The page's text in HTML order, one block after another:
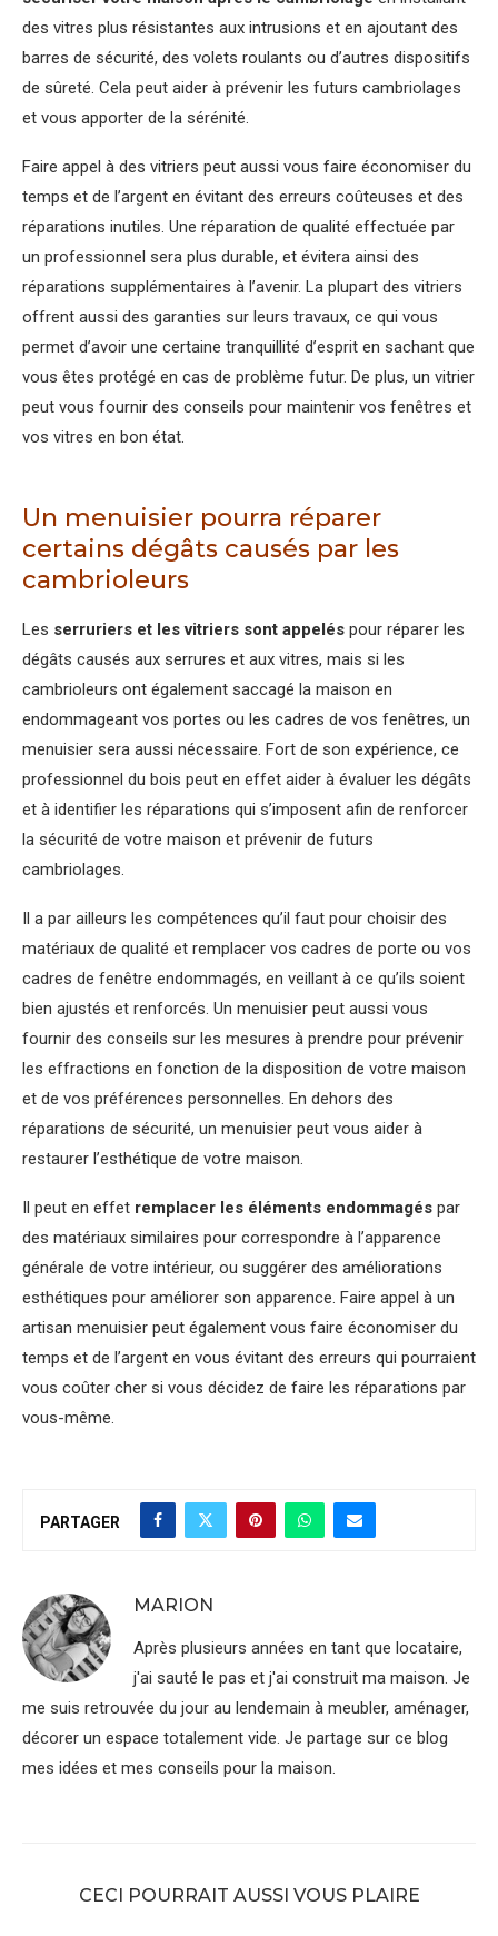
des vitres plus résistantes aux intrusions et en ajoutant des
barres de sécurité, des volets roulants ou d’autres dispositifs
de sûreté. Cela peut aider à prévenir les futurs cambriolages
et vous apporter de la sérénité.
Faire appel à des vitriers peut aussi vous faire économiser du
temps et de l’argent en évitant des erreurs coûteuses et des
réparations inutiles. Une réparation de qualité effectuée par
un professionnel sera plus durable, et évitera ainsi des
réparations supplémentaires à l’avenir. La plupart des vitriers
offrent aussi des garanties sur leurs travaux, ce qui vous
permet d’avoir une certaine tranquillité d’esprit en sachant que
vous êtes protégé en cas de problème futur. De plus, un vitrier
peut vous fournir des conseils pour maintenir vos fenêtres et
vos vitres en bon état.
Un menuisier pourra réparer
certains dégâts causés par les
cambrioleurs
Les serruriers et les vitriers sont appelés pour réparer les
dégâts causés aux serrures et aux vitres, mais si les
cambrioleurs ont également saccagé la maison en
endommageant vos portes ou les cadres de vos fenêtres, un
menuisier sera aussi nécessaire. Fort de son expérience, ce
professionnel du bois peut en effet aider à évaluer les dégâts
et à identifier les réparations qui s’imposent afin de renforcer
la sécurité de votre maison et prévenir de futurs
cambriolages.
Il a par ailleurs les compétences qu’il faut pour choisir des
matériaux de qualité et remplacer vos cadres de porte ou vos
cadres de fenêtre endommagés, en veillant à ce qu’ils soient
bien ajustés et renforcés. Un menuisier peut aussi vous
fournir des conseils sur les mesures à prendre pour prévenir
les effractions en fonction de la disposition de votre maison
et de vos préférences personnelles. En dehors des
réparations de sécurité, un menuisier peut vous aider à
restaurer l’esthétique de votre maison.
Il peut en effet remplacer les éléments endommagés par
des matériaux similaires pour correspondre à l’apparence
générale de votre intérieur, ou suggérer des améliorations
esthétiques pour améliorer son apparence. Faire appel à un
artisan menuisier peut également vous faire économiser du
temps et de l’argent en vous évitant des erreurs qui pourraient
vous coûter cher si vous décidez de faire les réparations par
vous-même.
PARTAGER
MARION
Après plusieurs années en tant que locataire,
j'ai sauté le pas et j'ai construit ma maison. Je
me suis retrouvée du jour au lendemain à meubler, aménager,
décorer un espace totalement vide. Je partage sur ce blog
mes idées et mes conseils pour la maison.
CECI POURRAIT AUSSI VOUS PLAIRE